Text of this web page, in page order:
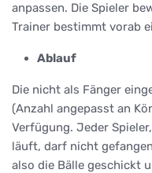
anpassen. Die Spieler
Trainer bestimmt vorab
Ablauf
Die nicht als Fänger
(Anzahl angepasst an
Verfügung. Jeder
läuft, darf nicht
also die Bälle geschickt